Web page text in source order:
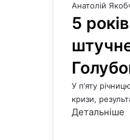
Анатолій
5
У п’яту
кризи,
Детальніше